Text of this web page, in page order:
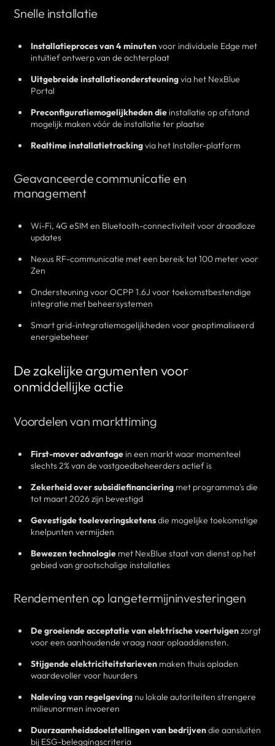
Snelle installatie
Installatieproces van 4 minutenvoor individuele Edge met
intuïtief ontwerp van de achterplaat
Uitgebreide installatieondersteuningvia het NexBlue
Portal
Preconfiguratiemogelijkheden die installatie op afstand
mogelijk maken vóór de installatie ter plaatse
Realtime installatietrackingvia het Installer-platform
Geavanceerde communicatie en
management
Wi-Fi, 4G eSIM en Bluetooth-connectiviteit voor draadloze
updates
Nexus RF-communicatie met een bereik tot 100 meter voor
Zen
Ondersteuning voor OCPP 1.6J voor toekomstbestendige
integratie met beheersystemen
Smart grid-integratiemogelijkheden voor geoptimaliseerd
energiebeheer
De zakelijke argumenten voor
onmiddellijke actie
Voordelen van markttiming
First-mover advantage in een markt waar momenteel
slechts 2% van de vastgoedbeheerders actief is
Zekerheid over subsidiefinanciering met programma's die
tot maart 2026 zijn bevestigd
Gevestigde toeleveringsketensdie mogelijke toekomstige
knelpunten vermijden
Bewezen technologie met NexBlue staat van dienst op het
gebied van grootschalige installaties
Rendementen op langetermijninvesteringen
De groeiende acceptatie van elektrische voertuigenzorgt
voor een aanhoudende vraag naar oplaaddiensten.
Stijgende elektriciteitstarieven maken thuis opladen
waardevoller voor huurders
Naleving van regelgeving nu lokale autoriteiten strengere
milieunormen invoeren
Duurzaamheidsdoelstellingen van bedrijvendie aansluiten
bij ESG-beleggingscriteria